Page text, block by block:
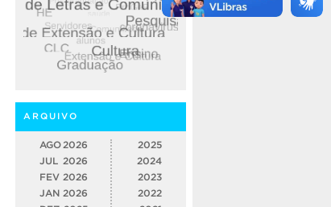
ARQUIVO
AGO 2026
JUL 2026
FEV 2026
JAN 2026
2025
2024
2023
2022